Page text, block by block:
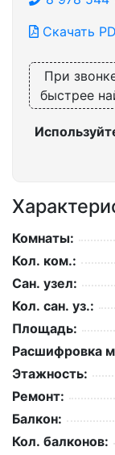
Скачать
При
быстрее
Комнаты:
Кол. ком.:
Сан. узел:
Кол. сан. уз.:
Площадь:
Расшифровка
Этажность:
Ремонт:
Балкон:
Кол. балконов: